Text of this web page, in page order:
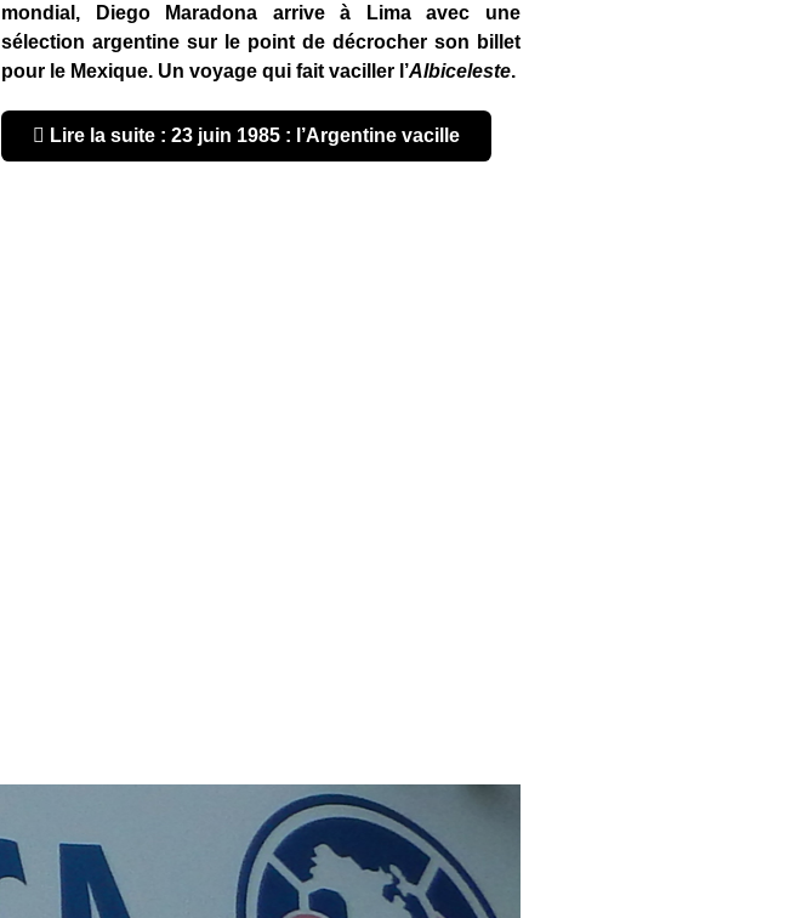
mondial, Diego Maradona arrive à Lima avec une
sélection argentine sur le point de décrocher son billet
pour le Mexique. Un voyage qui fait vaciller l’Albiceleste.
Lire la suite : 23 juin 1985 : l’Argentine vacille